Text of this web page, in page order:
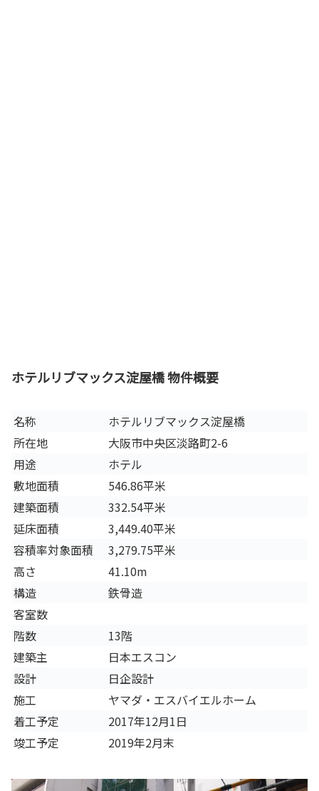
ホテルリブマックス淀屋橋 物件概要
名称
ホテルリブマックス淀屋橋
所在地
大阪市中央区淡路町2-6
用途
ホテル
敷地面積
546.86平米
建築面積
332.54平米
延床面積
3,449.40平米
容積率対象面積
3,279.75平米
高さ
41.10m
構造
鉄骨造
客室数
階数
13階
建築主
日本エスコン
設計
日企設計
施工
ヤマダ・エスバイエルホーム
着工予定
2017年12月1日
竣工予定
2019年2月末